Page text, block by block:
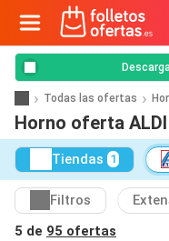
Todas las ofertas
Horno oferta ALDI
Tiendas 1
Filtros
5 de 95 ofertas